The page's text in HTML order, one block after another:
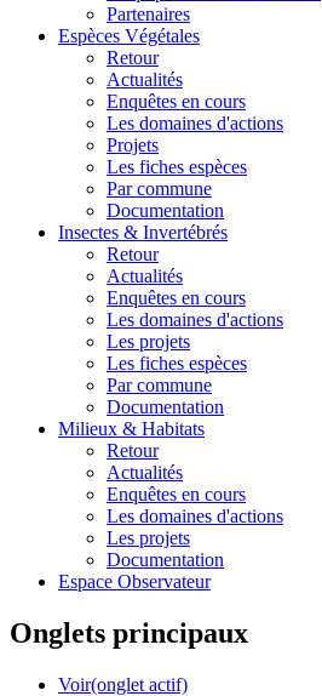
Partenaires
Espèces Végétales
Retour
Actualités
Enquêtes en cours
Les domaines d'actions
Projets
Les fiches espèces
Par commune
Documentation
Insectes & Invertébrés
Retour
Actualités
Enquêtes en cours
Les domaines d'actions
Les projets
Les fiches espèces
Par commune
Documentation
Milieux & Habitats
Retour
Actualités
Enquêtes en cours
Les domaines d'actions
Les projets
Documentation
Espace Observateur
Onglets principaux
Voir(onglet actif)